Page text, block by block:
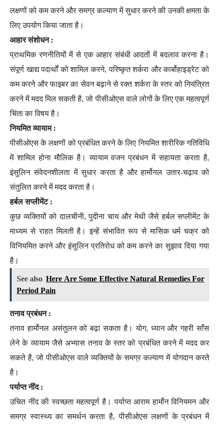
लक्षणों को कम करने और समग्र कल्याण में सुधार करने की उनकी क्षमता के
लिए उपयोग किया जाता है।
आहार संशोधन :
प्राथमिक रणनीतियों में से एक आहार संबंधी आदतों में बदलाव करना है।
संपूर्ण खाद्य पदार्थों को शामिल करने, परिष्कृत शर्करा और कार्बोहाइड्रेट को
कम करने और फाइबर का सेवन बढ़ाने से रक्त शर्करा के स्तर को नियंत्रित
करने में मदद मिल सकती है, जो पीसीओएस वाले लोगों के लिए एक महत्वपूर्ण
चिंता का विषय है।
नियमित व्यायाम :
पीसीओएस के लक्षणों को प्रबंधित करने के लिए नियमित शारीरिक गतिविधि
में शामिल होना मौलिक है। व्यायाम वजन प्रबंधन में सहायता करता है,
इंसुलिन संवेदनशीलता में सुधार करता है और हार्मोनल उतार-चढ़ाव को
संतुलित करने में मदद करता है।
हर्बल सप्लीमेंट :
कुछ व्यक्तियों को दालचीनी, पुदीना चाय और मेथी जैसे हर्बल सप्लीमेंट के
माध्यम से राहत मिलती है। इन्हें संभावित रूप से मासिक धर्म चक्र को
विनियमित करने और इंसुलिन प्रतिरोध को कम करने का सुझाव दिया गया
है।
See also Here Are Some Effective Natural Remedies For
Period Pain
तनाव प्रबंधन :
तनाव हार्मोनल असंतुलन को बढ़ा सकता है। योग, ध्यान और गहरी साँस
लेने के व्यायाम जैसे अभ्यास तनाव के स्तर को प्रबंधित करने में मदद कर
सकते है, जो पीसीओएस वाले व्यक्तियों के समग्र कल्याण में योगदान करते
है।
पर्याप्त नींद :
उचित नींद की स्वच्छता महत्वपूर्ण है। पर्याप्त आराम हार्मोन विनियमन और
समग्र स्वास्थ्य का समर्थन करता है, पीसीओएस लक्षणों के प्रबंधन में